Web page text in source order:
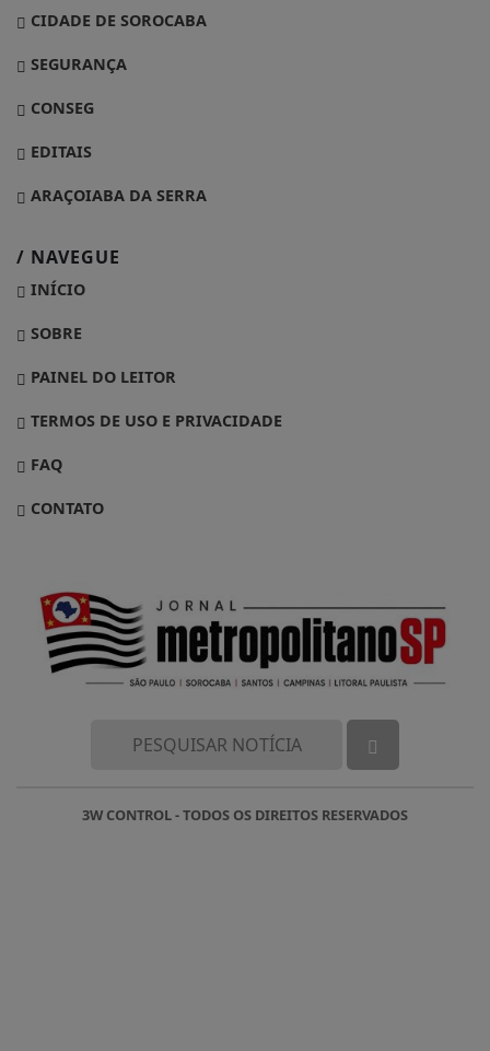
CIDADE DE SOROCABA
SEGURANÇA
CONSEG
EDITAIS
ARAÇOIABA DA SERRA
/ NAVEGUE
INÍCIO
SOBRE
PAINEL DO LEITOR
TERMOS DE USO E PRIVACIDADE
FAQ
CONTATO
3W CONTROL - TODOS OS DIREITOS RESERVADOS